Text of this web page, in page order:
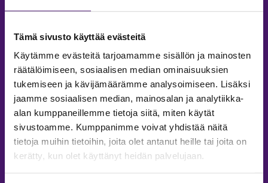
Tämä sivusto käyttää evästeitä
Käytämme evästeitä tarjoamamme sisällön ja mainosten
räätälöimiseen, sosiaalisen median ominaisuuksien
tukemiseen ja kävijämäärämme analysoimiseen. Lisäksi
jaamme sosiaalisen median, mainosalan ja analytiikka-
alan kumppaneillemme tietoja siitä, miten käytät
sivustoamme. Kumppanimme voivat yhdistää näitä
tietoja muihin tietoihin, joita olet antanut heille tai joita on
kerätty, kun olet käyttänyt heidän palvelujaan.
MAJOITUS
Tiedustelut & Varaukset